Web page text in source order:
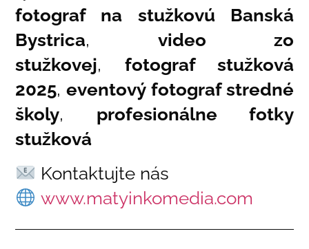
fotograf na stužkovú Banská
Bystrica, video zo
stužkovej, fotograf stužková
2025,eventový fotograf stredné
školy, profesionálne fotky
stužková
Kontaktujte nás
www.matyinkomedia.com